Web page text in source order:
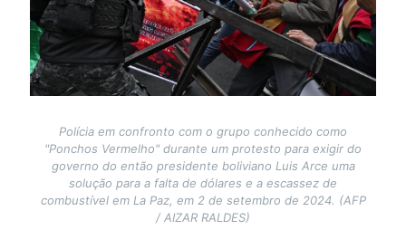
Polícia em confronto com o grupo conhecido como
"Ponchos Vermelho" durante um protesto para exigir do
governo do então presidente boliviano Luis Arce uma
solução para a falta de dólares e a escassez de
combustível em La Paz, em 2 de setembro de 2024. (AFP
/ AIZAR RALDES)